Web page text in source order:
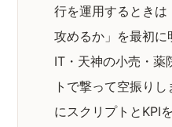
行を運用するとき
攻めるか」を最初
IT・天神の小売・薬
トで撃って空振り
にスクリプトとKPI